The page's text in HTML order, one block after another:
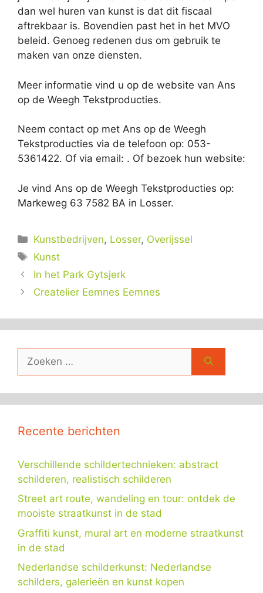
dan wel huren van kunst is dat dit fiscaal
aftrekbaar is. Bovendien past het in het MVO
beleid. Genoeg redenen dus om gebruik te
maken van onze diensten.
Meer informatie vind u op de website van Ans
op de Weegh Tekstproducties.
Neem contact op met Ans op de Weegh
Tekstproducties via de telefoon op: 053-
5361422. Of via email: . Of bezoek hun website:
Je vind Ans op de Weegh Tekstproducties op:
Markeweg 63 7582 BA in Losser.
Categorieën
Kunstbedrijven, Losser, Overijssel
Tags
Kunst
In het Park Gytsjerk
Createlier Eemnes Eemnes
naar:
Recente berichten
Verschillende schildertechnieken: abstract
schilderen, realistisch schilderen
Street art route, wandeling en tour: ontdek de
mooiste straatkunst in de stad
Graffiti kunst, mural art en moderne straatkunst
in de stad
Nederlandse schilderkunst: Nederlandse
schilders, galerieën en kunst kopen